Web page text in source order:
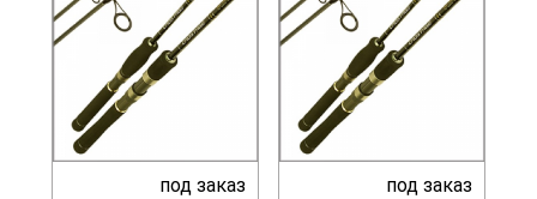
под заказ
под заказ